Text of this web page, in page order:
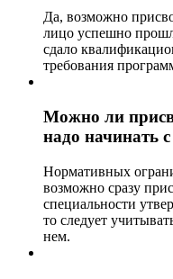
Да, возможно
лицо успешно
сдало
требования
Можно ли
надо начинать с
Нормативных
возможно сразу
специальности
то следует
нем.